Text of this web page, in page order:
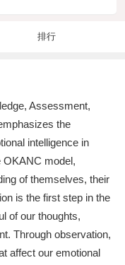
排行
Assessment,
the
intelligence in
OKANC model,
of themselves, their
is the first step in the
of our thoughts,
Through observation,
affect our emotional